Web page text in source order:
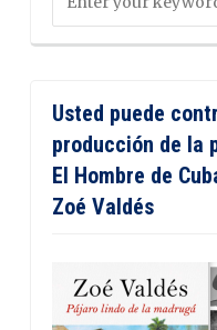
Usted puede
producción de la
El Hombre de
Zoé Valdés